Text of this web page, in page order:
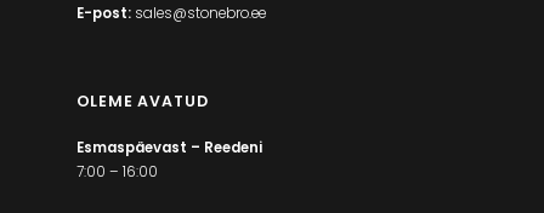
E-post: sales@stonebro.ee
OLEME AVATUD
Esmaspäevast – Reedeni
7:00 – 16:00